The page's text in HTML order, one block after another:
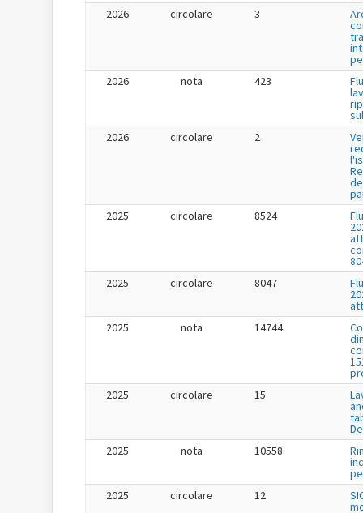
2026
circolare 3
2026
nota 423
2026
circolare 2
2025
circolare 8524
2025
circolare 8047
2025
nota 14744
2025
circolare 15
2025
nota 10558
2025
circolare 12